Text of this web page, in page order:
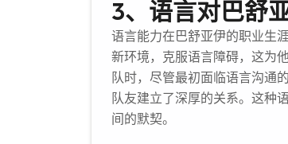
3、语言对巴舒
语言能力在巴舒亚伊的职业生
新环境，克服语言障碍，这为
队时，尽管最初面临语言沟通
队友建立了深厚的关系。这种
间的默契。